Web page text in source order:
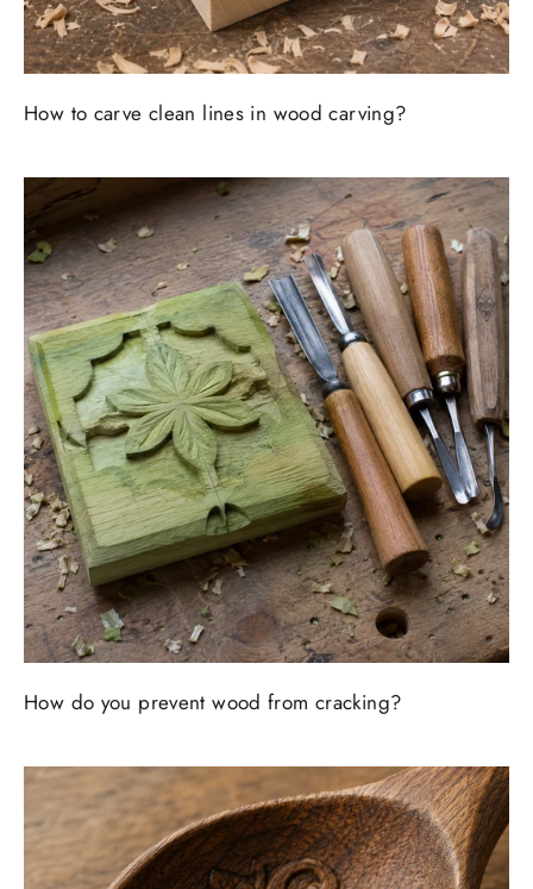
How to carve clean lines in wood carving?
How do you prevent wood from cracking?